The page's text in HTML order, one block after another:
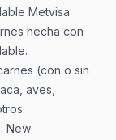
Metvisa
hecha con
(con o sin
aves,
New